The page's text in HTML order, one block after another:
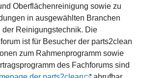
Oberflächenreinigung sowie zu
in ausgewählten Branchen
der Reinigungstechnik. Die
ist für Besucher der parts2clean
zum Rahmenprogramm sowie
des Fachforums sind